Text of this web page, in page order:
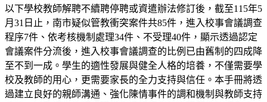
以下學校教師解聘不續聘停聘或資遣辦法修訂後，截至115年5
月31日止，南市疑似管教衝突案件共85件，進入校事會議調查
程序7件、依考核機制處理34件、不受理40件，顯示透過認定
會議案件分流後，進入校事會議調查的比例已由舊制的四成降
至不到一成。學生的適性發展與健全人格的培養，不僅需要學
校及教師的用心，更需要家長的全力支持與信任。本手冊將透
過建立良好的親師溝通、強化陳情事件的調和機制與教師支持